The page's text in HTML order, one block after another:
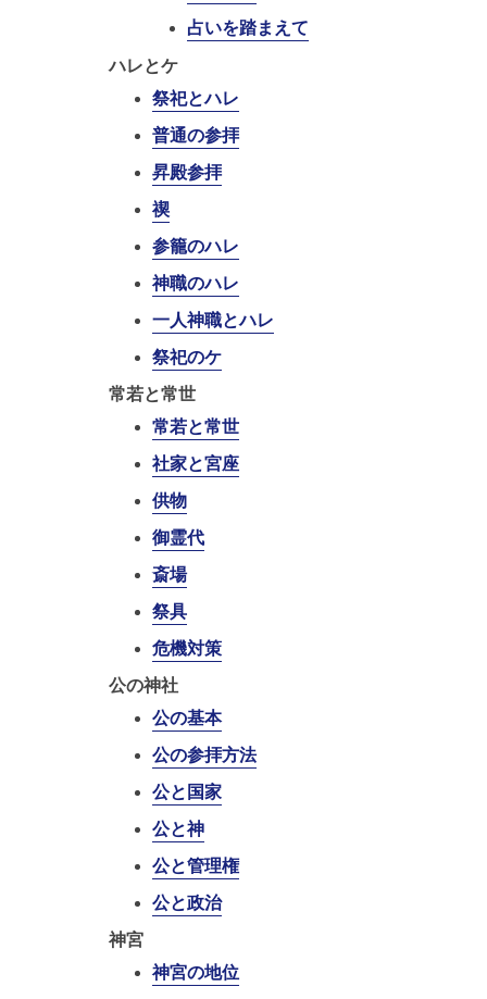
占いを踏まえて
ハレとケ
祭祀とハレ
普通の参拝
昇殿参拝
禊
参籠のハレ
神職のハレ
一人神職とハレ
祭祀のケ
常若と常世
常若と常世
社家と宮座
供物
御霊代
斎場
祭具
危機対策
公の神社
公の基本
公の参拝方法
公と国家
公と神
公と管理権
公と政治
神宮
神宮の地位